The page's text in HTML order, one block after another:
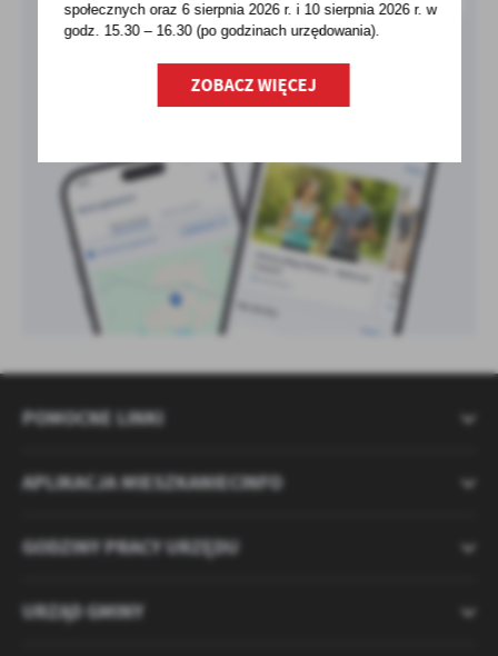
POMOCNE LINKI
APLIKACJA MIESZKANIECINFO
GODZINY PRACY URZĘDU
URZĄD GMINY
społecznych oraz 6 sierpnia 2026 r. i 10 sierpnia 2026 r. w
godz. 15.30 – 16.30 (po godzinachurzędowania).
ZOBACZ WIĘCEJ